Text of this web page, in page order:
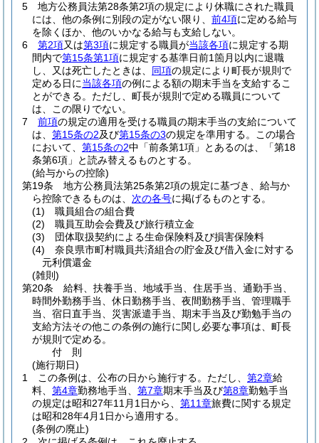
5
地方公務員法第28条第2項の規定により休職にされた職員
には、他の条例に別段の定がない限り、 前4項に定める給与
を除くほか、他のいかなる給与も支給しない。
6
第2項又は第3項に規定する職員が当該各項に規定する期
間内で第15条第1項に規定する基準日前1箇月以内に退職
し、又は死亡したときは、 同項の規定により町長が規則で
定める日に当該各項の例による額の期末手当を支給するこ
とができる。 ただし、町長が規則で定める職員について
は、この限りでない。
7
前項の規定の適用を受ける職員の期末手当の支給について
は、 第15条の2及び第15条の3の規定を準用する。
この場合
において、 第15条の2中「前条第1項」とあるのは、「第18
条第6項」と読み替えるものとする。
(給与からの控除)
第19条
地方公務員法第25条第2項の規定に基づき、給与か
ら控除できるものは、 次の各号に掲げるものとする。
(1)
職員組合の組合費
(2)
職員互助会会費及び旅行積立金
(3)
団体取扱契約による生命保険料及び損害保険料
(4)
奈良県市町村職員共済組合の貯金及び借入金に対する
元利償還金
(雑則)
第20条
給料、扶養手当、地域手当、住居手当、通勤手当、
時間外勤務手当、休日勤務手当、夜間勤務手当、管理職手
当、宿日直手当、災害派遣手当、期末手当及び勤勉手当の
支給方法その他この条例の施行に関し必要な事項は、町長
が規則で定める。
付 則
(施行期日)
1
この条例は、公布の日から施行する。 ただし、 第2章給
料、 第4章勤務地手当、 第7章期末手当及び第8章勤勉手当
の規定は昭和27年11月1日から、 第11章旅費に関する規定
は昭和28年4月1日から適用する。
(条例の廃止)